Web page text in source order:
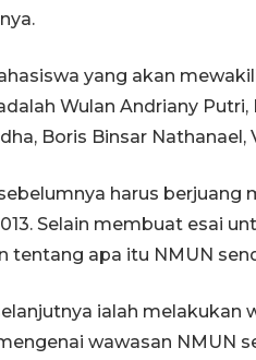
yang akan
Wulan Andriany
Boris Binsar
harus berjuang
Selain membuat esai
tentang apa itu NMUN
ialah melakukan
wawasan NMUN